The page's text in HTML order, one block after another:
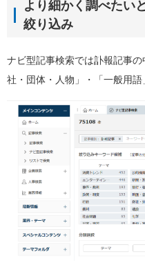
より細かく調べたい
絞り込み
ナビ型記事検索では訃報記事
社・団体・人物」・「一般用語